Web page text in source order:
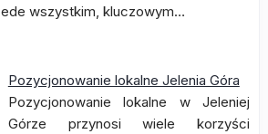
wszystkim, kluczowym…
Pozycjonowanie lokalne Jelenia Góra
Pozycjonowanie lokalne w Jeleniej
Górze przynosi wiele korzyści